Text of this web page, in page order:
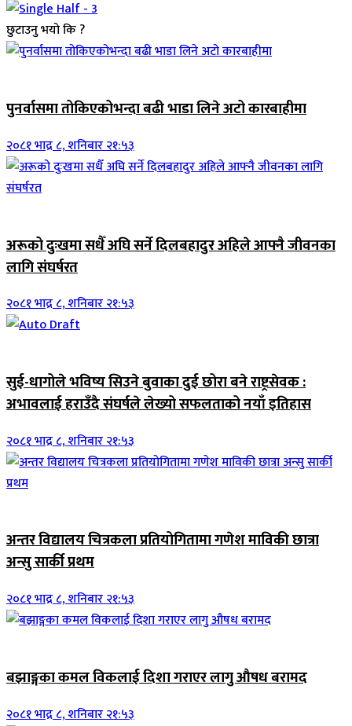
छुटाउनु भयो कि ?
पुनर्वासमा तोकिएकोभन्दा बढी भाडा लिने अटो कारबाहीमा
२०८१ भाद्र ८, शनिबार २१:५३
अरूको दुःखमा सधैँ अघि सर्ने दिलबहादुर अहिले आफ्नै जीवनका
लागि संघर्षरत
२०८१ भाद्र ८, शनिबार २१:५३
सुई-धागोले भविष्य सिउने बुवाका दुई छोरा बने राष्ट्रसेवक :
अभावलाई हराउँदै संघर्षले लेख्यो सफलताको नयाँ इतिहास
२०८१ भाद्र ८, शनिबार २१:५३
अन्तर विद्यालय चित्रकला प्रतियोगितामा गणेश माविकी छात्रा
अन्सु सार्की प्रथम
२०८१ भाद्र ८, शनिबार २१:५३
बझाङ्गका कमल विकलाई दिशा गराएर लागु औषध बरामद
२०८१ भाद्र ८, शनिबार २१:५३